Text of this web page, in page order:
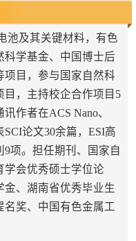
池及其关键材料，有色
科学基金、中国博士后
项目，参与国家自然科
目，主持校企合作项目5
作者在ACS Nano、
SCI论文30余篇，ESI高
项。担任期刊、国家自
学会优秀硕士学位论
、湖南省优秀毕业生
名奖、中国有色金属工